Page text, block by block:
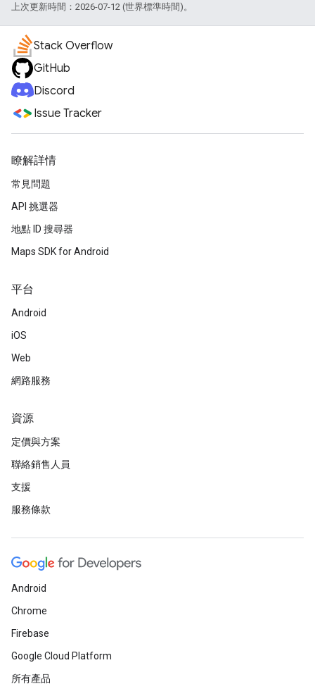
上次更新時間：2026-07-12 (世界標準時間)。
Stack Overflow
GitHub
Discord
Issue Tracker
瞭解詳情
常見問題
API 挑選器
地點 ID 搜尋器
Maps SDK for Android
平台
Android
iOS
Web
網路服務
資源
定價與方案
聯絡銷售人員
支援
服務條款
Android
Chrome
Firebase
Google Cloud Platform
所有產品